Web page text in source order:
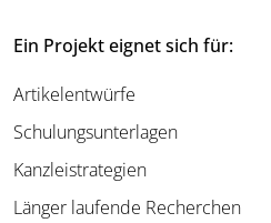
Ein Projekt eignet sich für:
Artikelentwürfe
Schulungsunterlagen
Kanzleistrategien
Länger laufende Recherchen